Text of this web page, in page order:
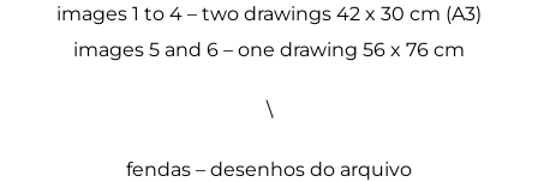
images 1 to 4 – two drawings 42 x 30 cm (A3)
images 5 and 6 – one drawing 56 x 76 cm
\
fendas – desenhos do arquivo